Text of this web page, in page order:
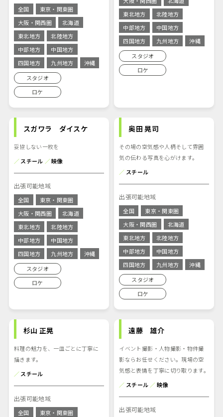
全国
東京・関東圏
大阪・関西圏
北海道
東北地方
北陸地方
中部地方
中国地方
四国地方
九州地方
沖縄
スタジオ
ロケ
東北地方
北陸地方
中部地方
中国地方
四国地方
九州地方
沖縄
スタジオ
ロケ
スガワラ ダイスケ
妥協しない一枚を
／スチール ／映像
出張可能地域
全国
東京・関東圏
大阪・関西圏
北海道
東北地方
北陸地方
中部地方
中国地方
四国地方
九州地方
沖縄
スタジオ
ロケ
奥田 晃司
その場の空気感や人柄そして雰囲
気の伝わる写真を心がけます。
／ スチール
出張可能地域
全国
東京・関東圏
大阪・関西圏
北海道
東北地方
北陸地方
中部地方
中国地方
四国地方
九州地方
沖縄
スタジオ
ロケ
杉山 正晃
料理の魅力を、一皿ごとに丁寧に
描きます。
／スチール
出張可能地域
全国
東京・関東圏
遠藤 雄介
イベント撮影・人物撮影・物件撮
影ならお任せください。現場の空
気感と表情を丁寧に切り取ります。
／ スチール ／映像
出張可能地域